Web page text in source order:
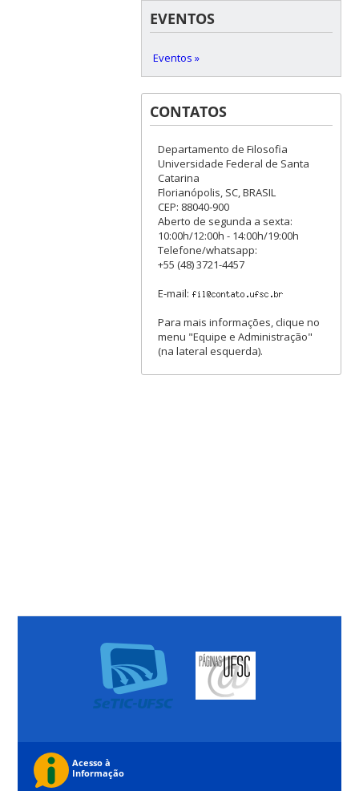
EVENTOS
Eventos »
CONTATOS
Departamento de Filosofia
Universidade Federal de Santa
Catarina
Florianópolis, SC, BRASIL
CEP: 88040-900
Aberto de segunda a sexta:
10:00h/12:00h - 14:00h/19:00h
Telefone/whatsapp:
+55 (48) 3721-4457
E-mail:
Para mais informações, clique no
menu "Equipe e Administração"
(na lateral esquerda).